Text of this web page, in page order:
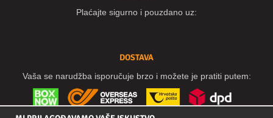
Plaćajte sigurno i pouzdano uz:
DOSTAVA
Vaša se narudžba isporučuje brzo i možete je pratiti putem: